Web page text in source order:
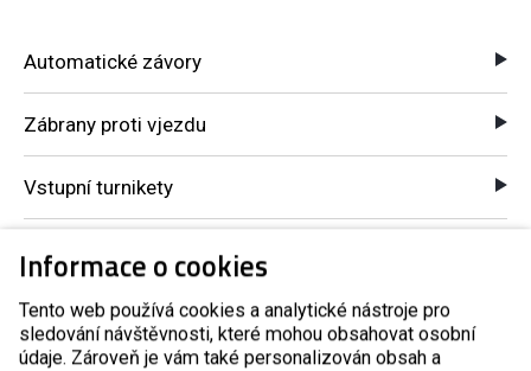
Automatické závory
Zábrany proti vjezdu
Vstupní turnikety
Turnikety s platebním automatem
Kontrola přístupů GSM
Informace o cookies
Tento web používá cookies a analytické nástroje pro
sledování návštěvnosti, které mohou obsahovat osobní
údaje. Zároveň je vám také personalizován obsah a